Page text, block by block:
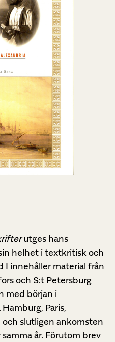
utges hans
helhet i textkritisk och
I innehåller material från
och S:t Petersburg
med början i
Paris,
slutligen ankomsten
år. Förutom brev